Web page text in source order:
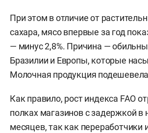
При этом в отличие от
сахара, мясо впервые за год
— минус 2,8%. Причина —
Бразилии и Европы, которые
Молочная продукция подешевела
Как правило, рост индекса FAO
полках магазинов с задержкой в
месяцев, так как переработчики